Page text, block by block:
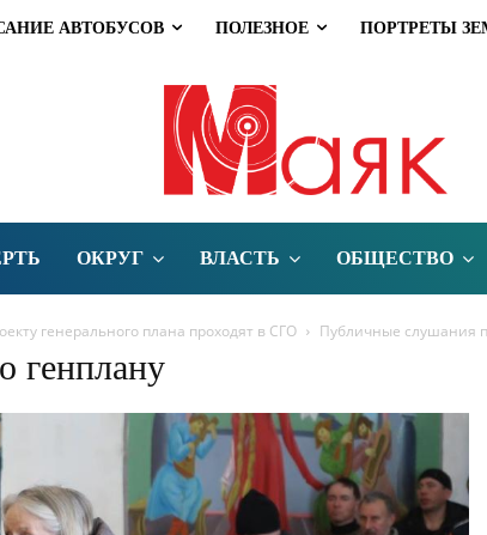
АВТОБУСОВ ПОЛЕЗНОЕ ПОРТРЕТЫ
ОКРУГ ВЛАСТЬ ОБЩЕСТВО
генерального плана проходят в СГО Публичные слушания
генплану